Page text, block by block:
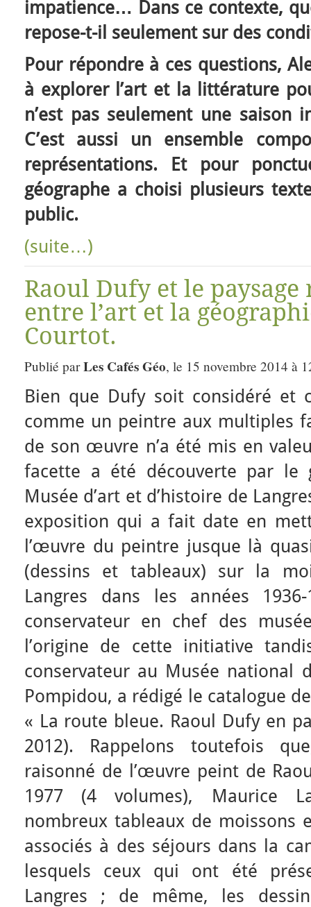
impatience… Dans ce contexte,
repose-t-il seulement sur des
Pour répondre à ces questions,
à explorer l’art et la littérature
n’est pas seulement une saison
C’est aussi un ensemble
représentations. Et pour
géographe a choisi plusieurs
public.
(suite…)
Raoul Dufy et le
entre l’art et la
Courtot.
Publié parLes Cafés Géo, le 15 novembre 2014 à
Bien que Dufy soit considéré et
comme un peintre aux multiples
de son œuvre n’a été mis en
facette a été découverte par le
Musée d’art et d’histoire de
exposition qui a fait date en
l’œuvre du peintre jusque là
(dessins et tableaux) sur la
Langres dans les années
conservateur en chef des
l’origine de cette initiative
conservateur au Musée national
Pompidou, a rédigé le catalogue
« La route bleue. Raoul Dufy en
2012). Rappelons toutefois
raisonné de l’œuvre peint de
1977 (4 volumes), Maurice
nombreux tableaux de moissons
associés à des séjours dans la
lesquels ceux qui ont été
Langres ; de même, les